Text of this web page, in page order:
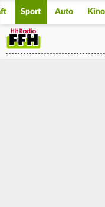
Sport Auto Kino